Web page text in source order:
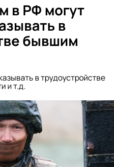
в РФ могут
в
бывшим
в трудоустройстве
и т.д.